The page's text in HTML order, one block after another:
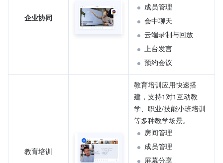
企业协同
成员管理
会中聊天
云端录制与回放
上台发言
预约会议
教育培训
教育培训应用快速搭
建，支持1对1互动教
学、职业/技能小班培训
等多种教学场景。
房间管理
成员管理
屏幕分享